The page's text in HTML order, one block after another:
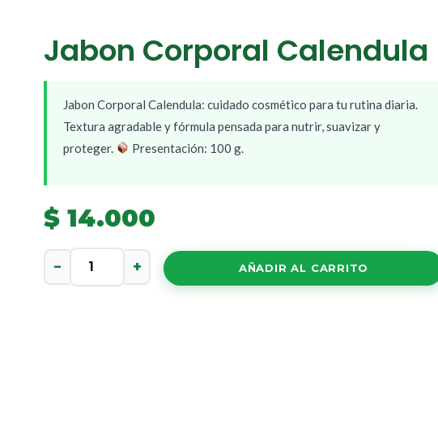
Jabon Corporal Calendula
Jabon Corporal Calendula: cuidado cosmético para tu rutina diaria.
Textura agradable y fórmula pensada para nutrir, suavizar y
proteger.
Presentación: 100 g.
$14.000
Jabon
Corporal
Calendula
− + AÑADIR AL CARRITO